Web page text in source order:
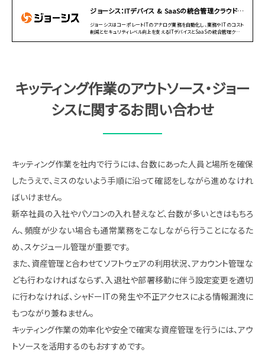
ジョーシス：ITデバイス & SaaSの統合管理クラウド｜
ジョーシスはコーポレートITのアナログ業務を自動化し、業務やITのコスト
削減とセキュリティレベル向上を支えるITデバイスとSaaSの統合管理クラウ
キッティング作業のアウトソース・ジョー
シスに関するお問い合わせ
キッティング作業を社内で行うには、台数にあった人員と場所を確保
したうえで、ミスのないよう手順に沿って確認をしながら進めなけれ
ばいけません。
新卒社員の入社やパソコンの入れ替えなど、台数が多いときはもちろ
ん、頻度が少ない場合も通常業務をこなしながら行うことになるた
め、スケジュール管理が重要です。
また、資産管理と合わせてソフトウェアの利用状況、アカウント管理な
ども行わなければならず、入退社や部署移動に伴う設定変更を適切
に行わなければ、シャドーITの発生や不正アクセスによる情報漏洩に
もつながり兼ねません。
キッティング作業の効率化や安全で確実な資産管理を行うには、アウ
トソースを活用するのもおすすめです。